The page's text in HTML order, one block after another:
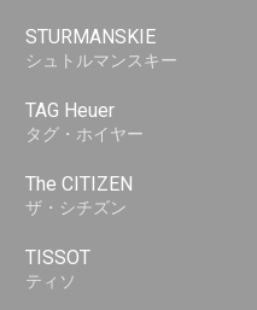
STURMANSKIE
シュトルマンスキー
TAG Heuer
タグ・ホイヤー
The CITIZEN
ザ・シチズン
TISSOT
ティソ